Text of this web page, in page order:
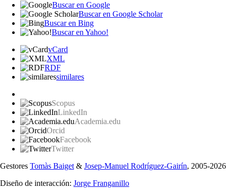
Buscar en Google
Buscar en Google Scholar
Buscar en Bing
Buscar en Yahoo!
vCard
XML
RDF
similares
Scopus
LinkedIn
Academia.edu
Orcid
Facebook
Twitter
Gestores Tomàs Baiget& Josep-Manuel Rodríguez-Gairín, 2005-2026
Diseño de interacción: Jorge Franganillo